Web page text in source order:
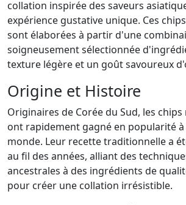
collation inspirée des saveurs
expérience gustative unique. Ces
sont élaborées à partir d'une
soigneusement sélectionnée
texture légère et un goût savoureux
Origine et Histoire
Originaires de Corée du Sud, les
ont rapidement gagné en popularité
monde. Leur recette traditionnelle a
au fil des années, alliant des
ancestrales à des ingrédients de
pour créer une collation irrésistible.